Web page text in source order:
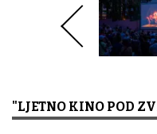
"LJETNO KINO POD